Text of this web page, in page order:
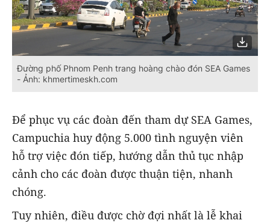
Đường phố Phnom Penh trang hoàng chào đón SEA Games
- Ảnh: khmertimeskh.com
Để phục vụ các đoàn đến tham dự SEA Games,
Campuchia huy động 5.000 tình nguyện viên
hỗ trợ việc đón tiếp, hướng dẫn thủ tục nhập
cảnh cho các đoàn được thuận tiện, nhanh
chóng.
Tuy nhiên, điều được chờ đợi nhất là lễ khai